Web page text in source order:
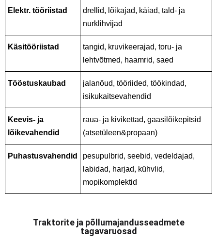
Elektr. tööriistad
drellid, lõikajad, käiad, tald- ja
nurklihvijad
Käsitööriistad
tangid, kruvikeerajad, toru- ja
lehtvõtmed, haamrid, saed
Tööstuskaubad
jalanõud, tööriided, töökindad,
isikukaitsevahendid
Keevis- ja
lõikevahendid
raua- ja kivikettad, gaasilõikepitsid
(atsetüleen&propaan)
Puhastusvahendid
pesupulbrid, seebid, vedeldajad,
labidad, harjad, kühvlid,
mopikomplektid
Traktorite ja põllumajandusseadmete
tagavaruosad